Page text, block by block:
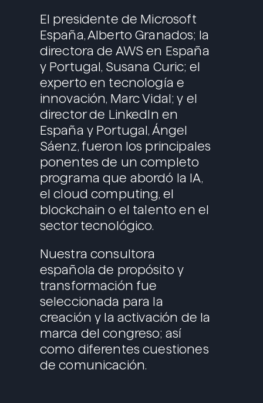
El presidente de Microsoft
España, Alberto Granados; la
directora de AWS en España
y Portugal, Susana Curic; el
experto en tecnología e
innovación, Marc Vidal; y el
director de LinkedIn en
España y Portugal, Ángel
Sáenz, fueron los principales
ponentes de un completo
programa que abordó la IA,
el cloud computing, el
blockchain o el talento en el
sector tecnológico.
Nuestra consultora
española de propósito y
transformación fue
seleccionada para la
creación y la activación de la
marca del congreso; así
como diferentes cuestiones
de comunicación.